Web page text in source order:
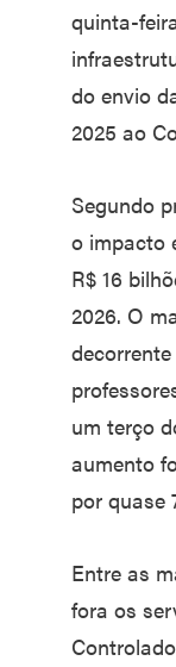
quinta-
do envio
2025 ao
Segundo
o impacto
R$ 16
2026. O
um terço
aumento
por quase
Entre as
fora os